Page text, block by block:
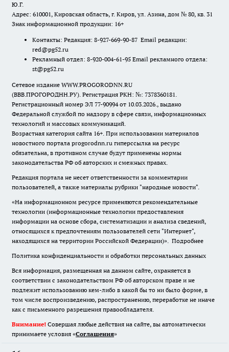
Ю.Г.
Адрес: 610001, Кировская область, г. Киров, ул. Азина, дом № 80, кв. 31
Знак информационной продукции: 16+
Контакты: Редакция: 8-927-669-90-87 Email редакции:
red@pg52.ru
Рекламный отдел: 8-920-004-61-95 Email рекламного отдела:
st@pg52.ru
Сетевое издание WWW.PROGORODNN.RU
(ВВВ.ПРОГОРОДНН.РУ). Регистрация РКН: №: 7378360181.
Регистрационный номер ЭЛ 77-90994 от 10.03.2026., выдано
Федеральной службой по надзору в сфере связи, информационных
технологий и массовых коммуникаций.
Возрастная категория сайта 16+. При использовании материалов
новостного портала progorodnn.ru гиперссылка на ресурс
обязательна, в противном случае будут применены нормы
законодательства РФ об авторских и смежных правах.
Редакция портала не несет ответственности за комментарии
пользователей, а также материалы рубрики "народные новости".
«На информационном ресурсе применяются рекомендательные
технологии (информационные технологии предоставления
информации на основе сбора, систематизации и анализа сведений,
относящихся к предпочтениям пользователей сети "Интернет",
находящихся на территории Российской Федерации)». Подробнее
Политика конфиденциальности и обработки персональных данных
Вся информация, размещенная на данном сайте, охраняется в
соответствии с законодательством РФ об авторском праве и не
подлежит использованию кем-либо в какой бы то ни было форме, в
том числе воспроизведению, распространению, переработке не иначе
как с письменного разрешения правообладателя.
Внимание! Совершая любые действия на сайте, вы автоматически
принимаете условия «Cоглашения»